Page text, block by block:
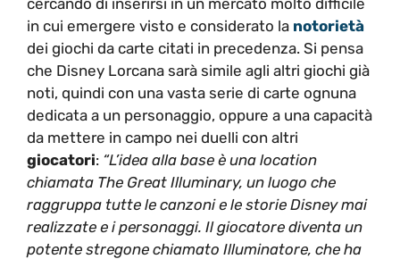
cercando di inserirsi in un mercato molto difficile
in cui emergere visto e considerato la notorietà
dei giochi da carte citati in precedenza. Si pensa
che Disney Lorcana sarà simile agli altri giochi già
noti, quindi con una vasta serie di carte ognuna
dedicata a un personaggio, oppure a una capacità
da mettere in campo nei duelli con altri
giocatori: “L’idea alla base è una location
chiamata The Great Illuminary, un luogo che
raggruppa tutte le canzoni e le storie Disney mai
realizzate e i personaggi. Il giocatore diventa un
potente stregone chiamato Illuminatore, che ha